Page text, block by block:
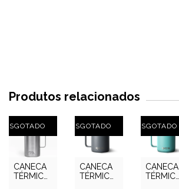
Produtos relacionados
ESGOTADO
CANECA
TÉRMICA
ESGOTADO
CANECA
TÉRMICA
ESGOTADO
CANECA
TÉRMICA